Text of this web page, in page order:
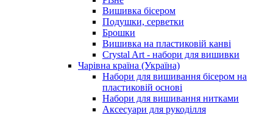
Вишивка бісером
Подушки, серветки
Брошки
Вишивка на пластиковій канві
Crystal Art - набори для вишивки
Чарівна країна (Україна)
Набори для вишивання бісером на
пластиковій основі
Набори для вишивання нитками
Аксесуари для рукоділля